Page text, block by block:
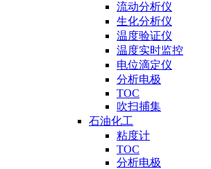
流动分析仪
生化分析仪
温度验证仪
温度实时监控
电位滴定仪
分析电极
TOC
吹扫捕集
石油化工
粘度计
TOC
分析电极